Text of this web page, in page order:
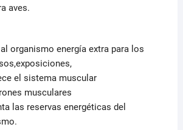
aves.
organismo energía extra para los
el sistema muscular
musculares
las reservas energéticas del